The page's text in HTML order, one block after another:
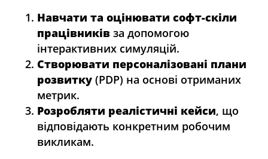
Навчати та оцінювати софт-скіли
працівників за допомогою
інтерактивних симуляцій.
Створювати персоналізовані плани
розвитку (PDP) на основі отриманих
метрик.
Розробляти реалістичні кейси, що
відповідають конкретним робочим
викликам.